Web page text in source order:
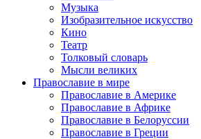
Музыка
Изобразительное искусство
Кино
Театр
Толковый словарь
Мысли великих
Православие в мире
Православие в Америке
Православие в Африке
Православие в Белоруссии
Православие в Греции